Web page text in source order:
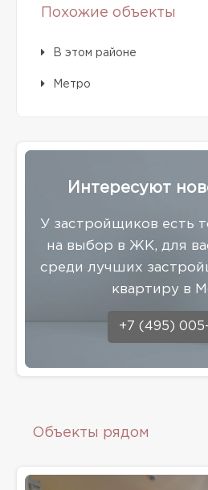
Похожие объекты
В этом районе
Метро
Интересуют
У застройщиков есть
на выбор в ЖК, для
среди лучших
квартиру в
+7 (495)
Объекты рядом